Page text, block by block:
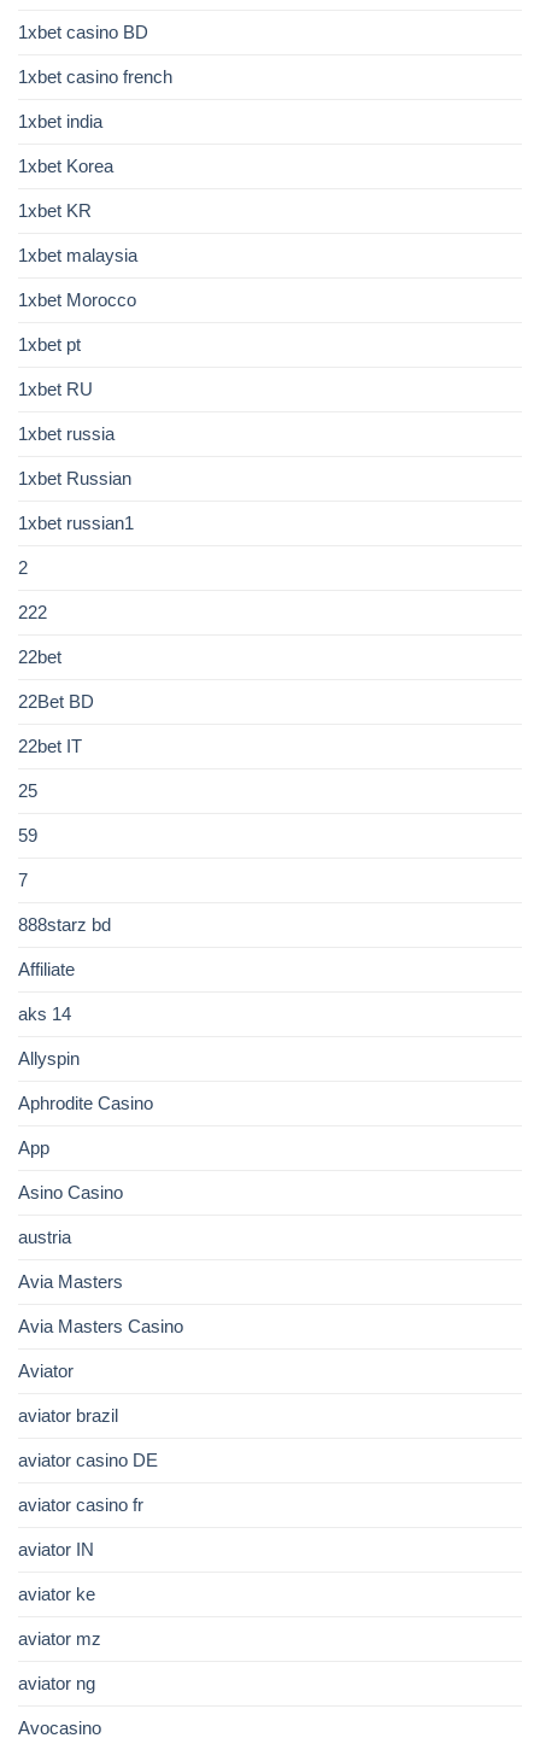
1xbet casino BD
1xbet casino french
1xbet india
1xbet Korea
1xbet KR
1xbet malaysia
1xbet Morocco
1xbet pt
1xbet RU
1xbet russia
1xbet Russian
1xbet russian1
2
222
22bet
22Bet BD
22bet IT
25
59
7
888starz bd
Affiliate
aks 14
Allyspin
Aphrodite Casino
App
Asino Casino
austria
Avia Masters
Avia Masters Casino
Aviator
aviator brazil
aviator casino DE
aviator casino fr
aviator IN
aviator ke
aviator mz
aviator ng
Avocasino